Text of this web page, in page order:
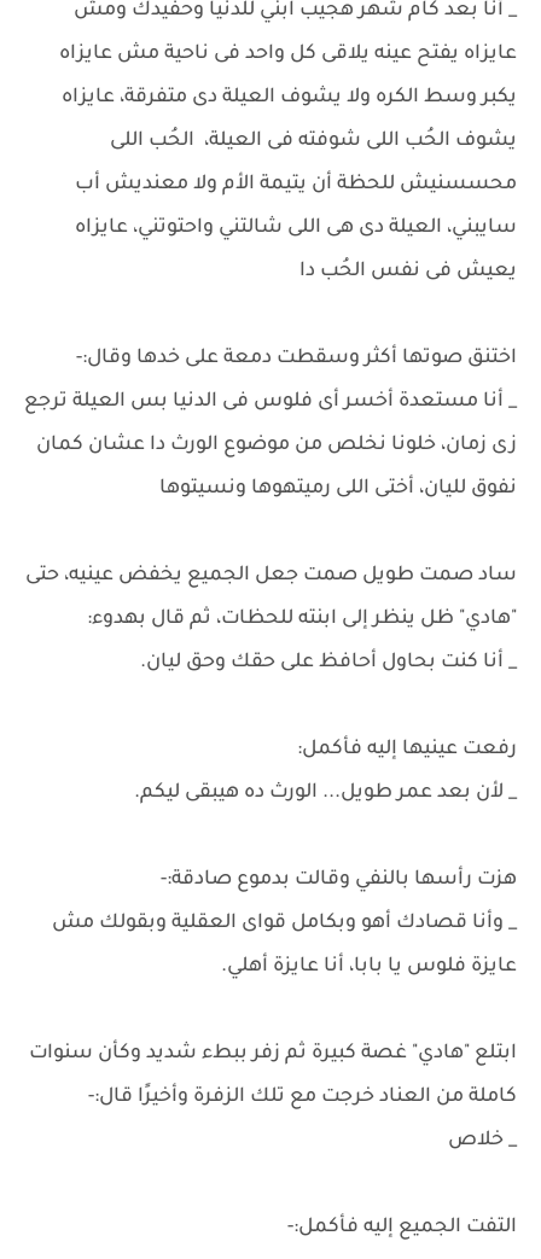
_ أنا بعد كام شهر هجيب ابني للدنيا وحفيدك ومش
عايزاه يفتح عينه يلاقى كل واحد فى ناحية مش عايزاه
يكبر وسط الكره ولا يشوف العيلة دى متفرقة، عايزاه
يشوف الحُب اللى شوفته فى العيلة، الحُب اللى
محسسنيش للحظة أن يتيمة الأم ولا معنديش أب
سايبني، العيلة دى هى اللى شالتني واحتوتني، عايزاه
يعيش فى نفس الحُب دا
اختنق صوتها أكثر وسقطت دمعة على خدها وقال:-
_ أنا مستعدة أخسر أى فلوس فى الدنيا بس العيلة ترجع
زى زمان، خلونا نخلص من موضوع الورث دا عشان كمان
نفوق لليان، أختى اللى رميتهوها ونسيتوها
ساد صمت طويل صمت جعل الجميع يخفض عينيه، حتى
"هادي" ظل ينظر إلى ابنته للحظات، ثم قال بهدوء:
_ أنا كنت بحاول أحافظ على حقك وحق ليان.
رفعت عينيها إليه فأكمل:
_ لأن بعد عمر طويل... الورث ده هيبقى ليكم.
هزت رأسها بالنفي وقالت بدموع صادقة:-
_ وأنا قصادك أهو وبكامل قواى العقلية وبقولك مش
عايزة فلوس يا بابا، أنا عايزة أهلي.
ابتلع "هادي" غصة كبيرة ثم زفر ببطء شديد وكأن سنوات
كاملة من العناد خرجت مع تلك الزفرة وأخيرًا قال:-
_ خلاص
التفت الجميع إليه فأكمل:-